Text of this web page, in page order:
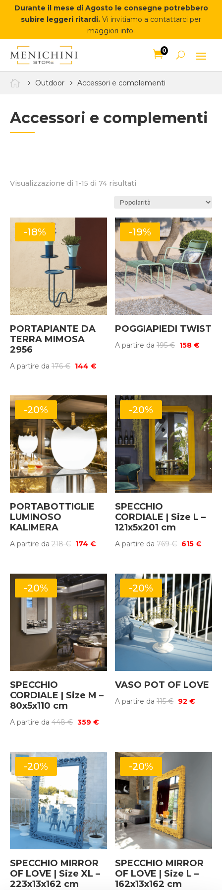
Durante il mese di Agosto le consegne potrebbero
subire leggeri ritardi. Vi invitiamo a contattarci per
maggiori info.
0
 Outdoor Accessori e complementi
Accessori e complementi
Visualizzazione di 1-15 di 74 risultati
-18%
PORTAPIANTE DA
TERRA MIMOSA
2956
A partire da 176€ Il
era:
176 €.
144 €
è:
144 €.
-19%
POGGIAPIEDI TWIST
A partire da195€ Il
195 €.
158€
158 €.
-20%
PORTABOTTIGLIE
LUMINOSO
KALIMERA
A partire da 218€ Il
era:
218 €.
174 €
è:
174 €.
-20%
SPECCHIO
CORDIALE | Size L –
121x5x201 cm
A partire da769€ Il
era:
769 €.
615€
è:
615 €.
-20%
SPECCHIO
CORDIALE | Size M –
80x5x110 cm
A partire da 448€ Il
era:
448 €.
359 €
359 €.
-20%
VASO POT OF LOVE
A partire da115€ Il
115 €.
92€
92 €.
-20%
SPECCHIO MIRROR
OF LOVE | Size XL –
223x13x162 cm
-20%
SPECCHIO MIRROR
OF LOVE | Size L –
162x13x162 cm